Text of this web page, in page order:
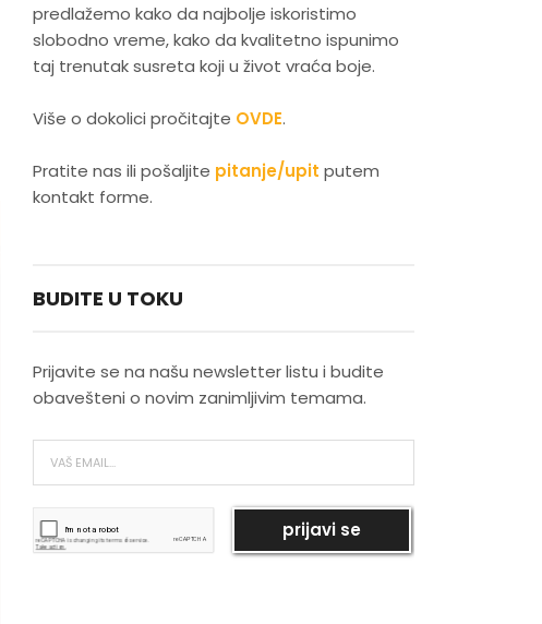
predlažemo kako da najbolje iskoristimo
slobodno vreme, kako da kvalitetno ispunimo
taj trenutak susreta koji u život vraća boje.
Više o dokolici pročitajte OVDE.
Pratite nas ili pošaljite pitanje/upit putem
kontakt forme.
BUDITE U TOKU
Prijavite se na našu newsletter listu i budite
obavešteni o novim zanimljivim temama.
Latino plesovi kao izraz
Evropski gradovi koji su
rekreacija
Bukmarker #3: Rej Bredberi -